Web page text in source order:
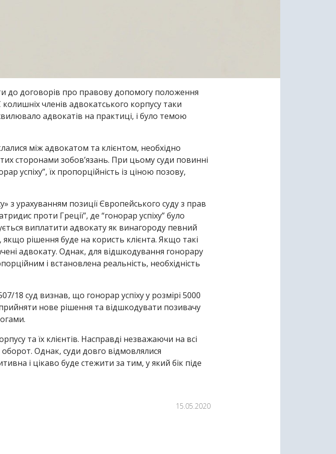
до договорів про правову допомогу положення
членів адвокатського корпусу таки
адвокатів на практиці, і було темою
між адвокатом та клієнтом, необхідно
сторонами зобов’язань. При цьому суди повинні
успіху”, їх пропорційність із ціною позову,
з урахуванням позиції Європейського суду з прав
проти Греції”, де “гонорар успіху” було
виплатити адвокату як винагороду певний
рішення буде на користь клієнта. Якщо такі
адвокату. Однак, для відшкодування гонорару
і встановлена ​​реальність, необхідність
18 суд визнав, що гонорар успіху у розмірі 5000
нове рішення та відшкодувати позивачу
та їх клієнтів. Насправді незважаючи на всі
Однак, суди довго відмовлялися
і цікаво буде стежити за тим, у який бік піде
15.05.2020